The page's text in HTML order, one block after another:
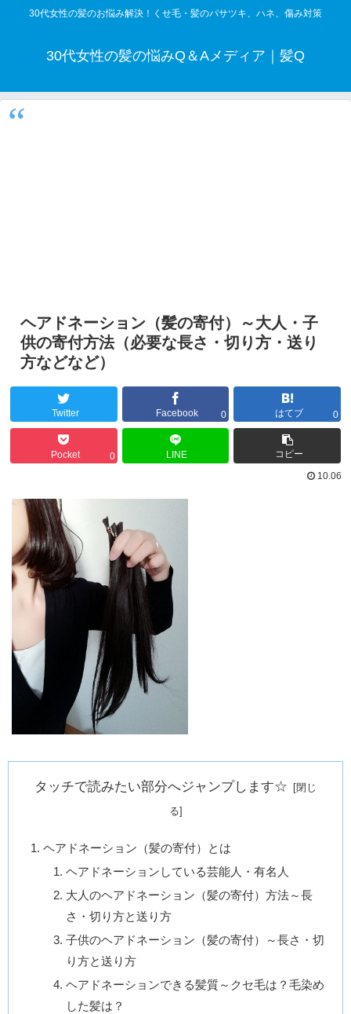
30代女性の髪のお悩み解決！くせ毛・髪のパサツキ、ハネ、傷み対策
30代女性の髪の悩みQ＆Aメディア｜髪Q
ヘアドネーション（髪の寄付）～大人・子
供の寄付方法（必要な長さ・切り方・送り
方などなど）
Twitter Facebook 0 はてブ 0
Pocket 0 LINE コピー
10.06
タッチで読みたい部分へジャンプします☆
ヘアドネーション（髪の寄付）とは
ヘアドネーションしている芸能人・有名人
大人のヘアドネーション（髪の寄付）方法～長
さ・切り方と送り方
子供のヘアドネーション（髪の寄付）～長さ・切
り方と送り方
ヘアドネーションできる髪質～クセ毛は？毛染め
した髪は？